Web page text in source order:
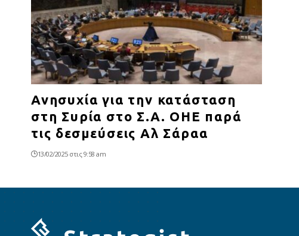
Ανησυχία για την κατάσταση
στη Συρία στο Σ.Α. ΟΗΕ παρά
τις δεσμεύσεις Αλ Σάραα
13/02/2025 στις 9:58 am